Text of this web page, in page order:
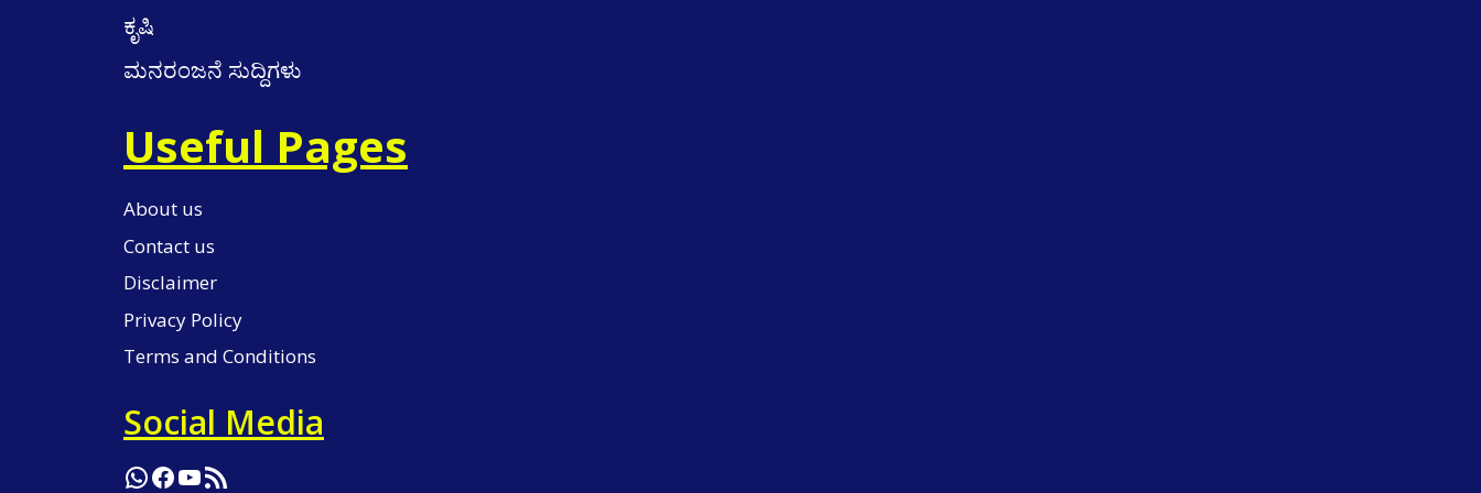
ಕೃಷಿ
ಮನರಂಜನೆ ಸುದ್ದಿಗಳು
Useful Pages
About us
Contact us
Disclaimer
Privacy Policy
Terms and Conditions
Social Media
WhatsApp
Facebook
YouTube
RSS Feed